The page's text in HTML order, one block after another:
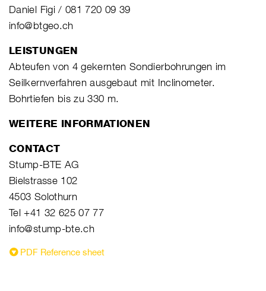
Daniel Figi / 081 720 09 39
info@btgeo.ch
LEISTUNGEN
Abteufen von 4 gekernten Sondierbohrungen im
Seilkernverfahren ausgebaut mit Inclinometer.
Bohrtiefen bis zu 330 m.
WEITERE INFORMATIONEN
CONTACT
Stump-BTE AG
Bielstrasse 102
4503 Solothurn
Tel +41 32 625 07 77
info@stump-bte.ch
PDF Reference sheet